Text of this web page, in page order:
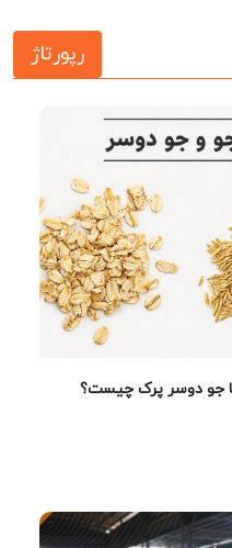
رپورتاژ
جو دوسر پرک چیست؟